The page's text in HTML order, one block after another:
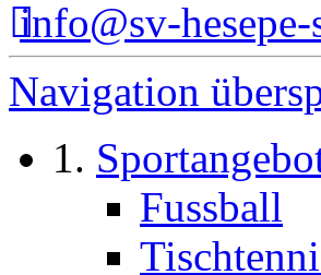
info@sv-hesepe-
Navigation
Fussball